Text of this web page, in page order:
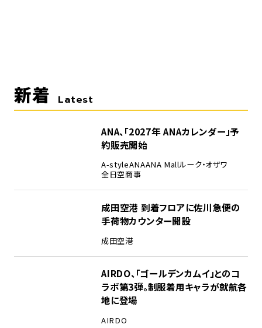
新着 Latest
ANA、「2027年 ANAカレンダー」予
約販売開始
A-styleANAANA Mallルーク・オザワ
全日空商事
成田空港 到着フロアに佐川急便の
手荷物カウンター開設
成田空港
AIRDO、「ゴールデンカムイ」とのコ
ラボ第3弾。制服着用キャラが就航各
地に登場
AIRDO